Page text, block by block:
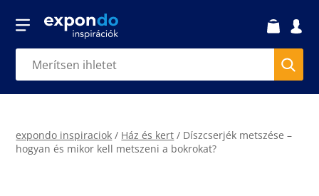
expondo inspiraciok / Ház és kert / Díszcserjék metszése –
hogyan és mikor kell metszeni a bokrokat?